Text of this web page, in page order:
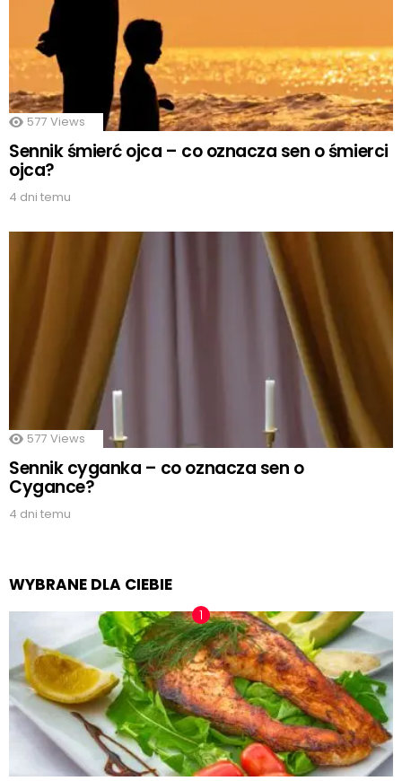
577 Views
Sennik śmierć ojca – co oznacza sen o śmierci
ojca?
4 dni temu
577 Views
Sennik cyganka – co oznacza sen o
Cygance?
4 dni temu
WYBRANE DLA CIEBIE